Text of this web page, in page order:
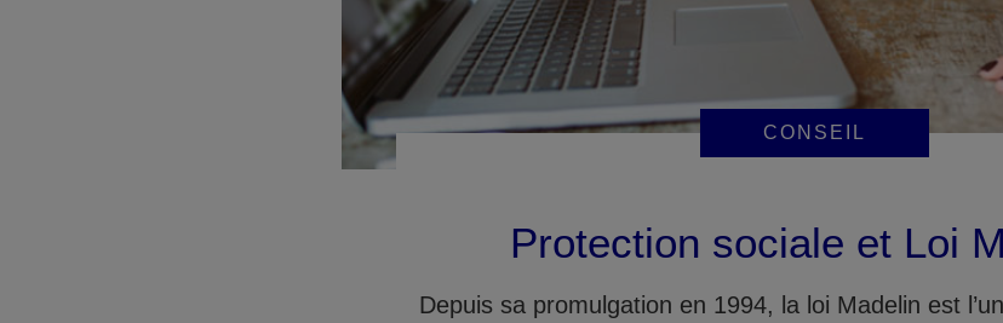
CONSEIL
Protection sociale et Loi
Depuis sa promulgation en 1994, la loi Madelin est